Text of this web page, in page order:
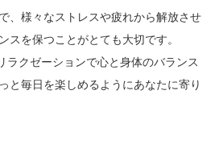
、様々なストレスや疲れから解放させ
スを保つことがとても大切です。
ラクゼーションで心と身体のバランス
と毎日を楽しめるようにあなたに寄り